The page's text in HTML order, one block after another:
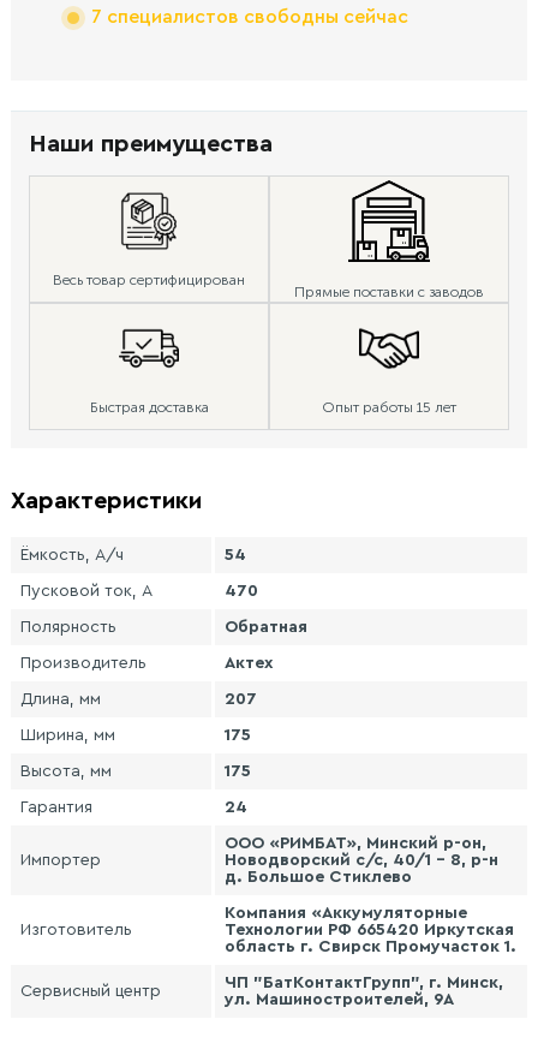
7 специалистов свободны сейчас
Наши преимущества
Весь товар сертифицирован
Прямые поставки с заводов
Быстрая доставка Опыт работы 15 лет
Характеристики
Ёмкость, А/ч 54
Пусковой ток, А 470
Полярность Обратная
Производитель Актех
Длина, мм 207
Ширина, мм 175
Высота, мм 175
Гарантия 24
Импортер
ООО «РИМБАТ», Минский р-он,
Новодворский с/с, 40/1 - 8, р-н
д. Большое Стиклево
Изготовитель
Компания «Аккумуляторные
Технологии РФ 665420 Иркутская
область г. Свирск Промучасток 1.
Сервисный центр
ЧП "БатКонтактГрупп", г. Минск,
ул. Машиностроителей, 9А